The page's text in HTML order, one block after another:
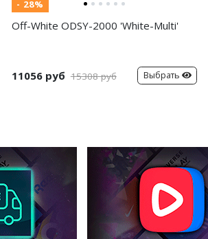
- 28%
Off-White ODSY-2000 'White-Multi'
11056 руб 15308 руб Выбрать